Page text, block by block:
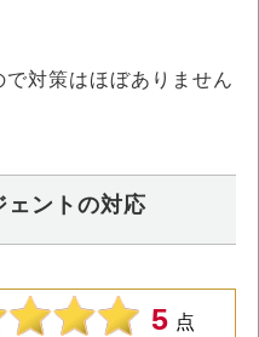
対策はほぼありません
ェントの対応
5 点